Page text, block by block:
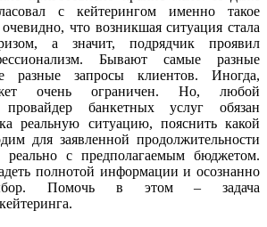
с кейтерингом именно такое
очевидно, что возникшая ситуация стала
а значит, подрядчик проявил
Бывают самые разные
разные запросы клиентов. Иногда,
очень ограничен. Но, любой
провайдер банкетных услуг обязан
реальную ситуацию, пояснить какой
для заявленной продолжительности
с предполагаемым бюджетом.
полнотой информации и осознанно
Помочь в этом – задача